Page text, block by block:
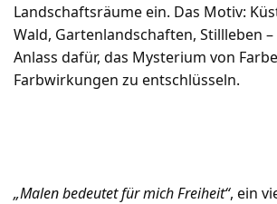
Landschaftsräume ein. Das Motiv:
Wald, Gartenlandschaften, Stillleben
Anlass dafür, das Mysterium von
Farbwirkungen zu entschlüsseln.
„Malen bedeutet für mich Freiheit“, ein